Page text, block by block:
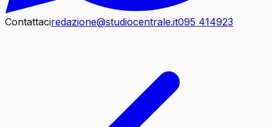
Contattaciredazione@studiocentrale.it095 414923